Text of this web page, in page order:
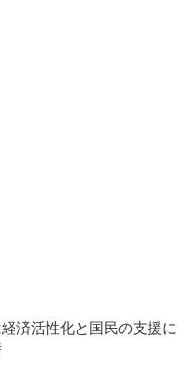
済活性化と国民の支援に